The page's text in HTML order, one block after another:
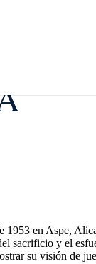
1953 en Aspe,
sacrificio y el
su visión de